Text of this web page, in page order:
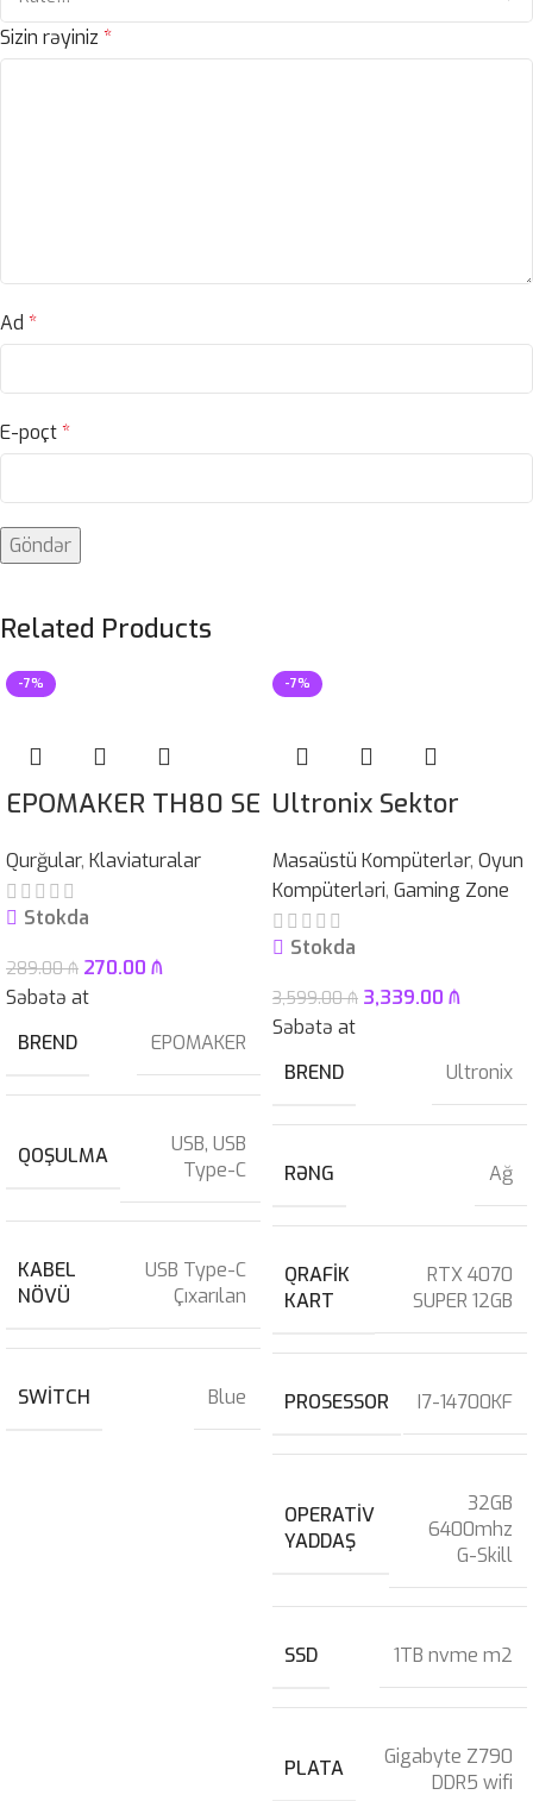
Sizin rəyiniz *
Ad *
E-poçt*
Related Products
-7%
EPOMAKER TH80 SE
Qurğular, Klaviaturalar
Stokda
289.00₼ 270.00 ₼
Səbətə at
BREND
EPOMAKER
QOŞULMA USB, USB
Type-C
KABEL
NÖVÜ
USB Type-C
Çıxarılan
SWITCH Blue
-7%
Ultronix Sektor
Masaüstü Kompüterlər, Oyun
Kompüterləri, Gaming Zone
Stokda
3,599.00₼ 3,339.00 ₼
Səbətə at
BREND
Ultronix
RƏNG Ağ
QRAFIK
KART
RTX 4070
SUPER 12GB
PROSESSOR I7-14700KF
OPERATIV
YADDAŞ
32GB
6400mhz
G-Skill
SSD 1TB nvme m2
PLATA
Gigabyte Z790
DDR5 wifi